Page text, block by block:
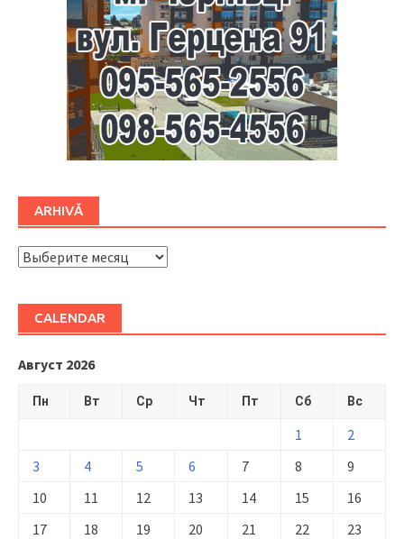
ARHIVĂ
ARHIVĂ
CALENDAR
Август 2026
Пн Вт Ср Чт Пт Сб Вс
1
2
3
4 5 6 7 8
9
10
11 12 13 14 15
16
17
18 19 20 21 22
23